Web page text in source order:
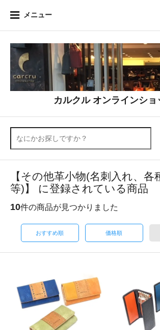
メニュー
カルクル オンラインショ
【その他革小物(名刺入れ、各
等)】 に登録されている商品
10件の商品が見つかりました
おすすめ順 価格順